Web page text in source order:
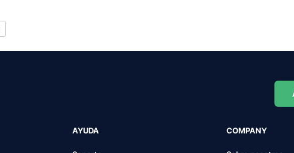
AYUDA COMPANY